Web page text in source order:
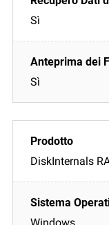
Sì
Sì
DiskInternals